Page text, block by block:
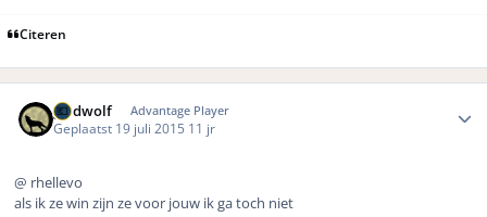
Citeren
geldwolf Advantage Player
Geplaatst 19 juli 2015 11 jr
@ rhellevo
als ik ze win zijn ze voor jouw ik ga toch niet